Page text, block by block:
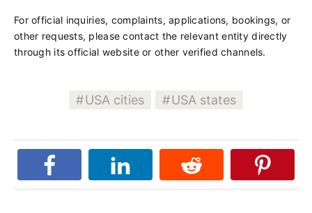
For official inquiries, complaints, applications, bookings, or
other requests, please contact the relevant entity directly
through its official website or other verified channels.
USA cities USA states